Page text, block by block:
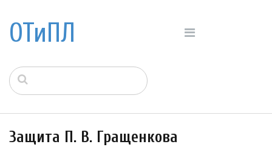
ОТиПЛ
Защита П. В. Гращенкова